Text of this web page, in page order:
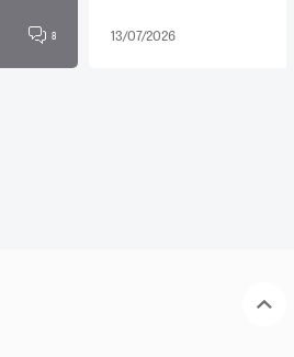
8 13/07/2026